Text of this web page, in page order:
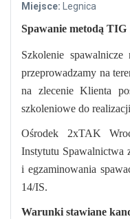
Miejsce: Legnica
Spawanie metodą
Szkolenie
przeprowadzamy na
na zlecenie Klienta
szkoleniowe do
Ośrodek 2xTAK
Instytutu Spawalnictwa
i egzaminowania
14/IS.
Warunki stawiane